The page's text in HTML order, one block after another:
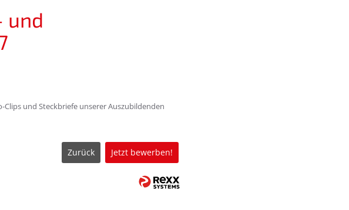
und
Clips und Steckbriefe unserer Auszubildenden
Zurück Jetzt bewerben!